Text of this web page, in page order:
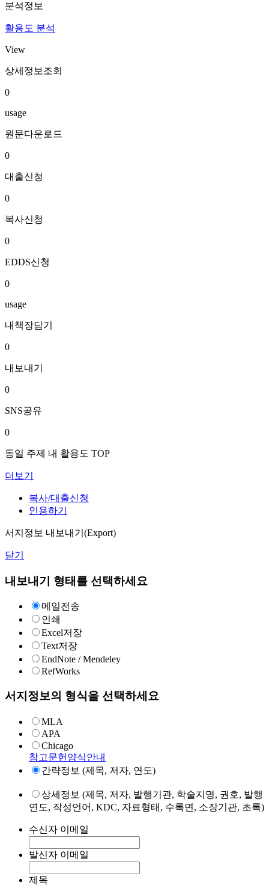
분석정보
활용도 분석
View
상세정보조회
0
usage
원문다운로드
0
대출신청
0
복사신청
0
EDDS신청
0
usage
내책장담기
0
내보내기
0
SNS공유
0
동일 주제 내 활용도 TOP
더보기
복사/대출신청
인용하기
서지정보 내보내기(Export)
닫기
내보내기 형태를 선택하세요
메일전송
인쇄
Excel저장
Text저장
EndNote / Mendeley
RefWorks
서지정보의 형식을 선택하세요
MLA
APA
Chicago
참고문헌양식안내
간략정보 (제목, 저자, 연도)
상세정보 (제목, 저자, 발행기관, 학술지명, 권호, 발행
연도, 작성언어, KDC, 자료형태, 수록면, 소장기관, 초록)
수신자 이메일
발신자 이메일
제목